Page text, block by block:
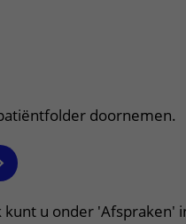
doornemen.
u onder 'Afspraken'